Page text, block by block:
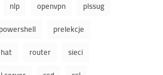
nlp openvpn plssug
powershell prelekcje
router sieci